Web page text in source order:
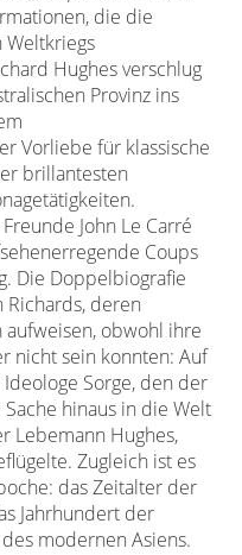
die die
Weltkriegs
Hughes verschlug
Provinz ins
Vorliebe für klassische
brillantesten
John Le Carré
Coups
Die Doppelbiografie
deren
aufweisen, obwohl ihre
nicht sein konnten: Auf
Sorge, den der
hinaus in die Welt
Lebemann Hughes,
Zugleich ist es
das Zeitalter der
Jahrhundert der
modernen Asiens.